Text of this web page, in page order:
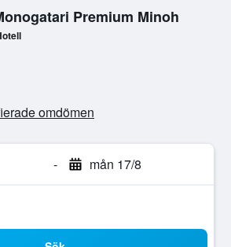
Premium Minoh
omdömen
- mån 17/8